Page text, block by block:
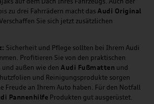
zu drei Fahrrädern macht das Audi Original
Sie sich jetzt zusätzlichen
Sicherheit und Pflege sollten bei Ihrem Audi
Profitieren Sie von den praktischen
außen wie den Audi Fußmatten und
und Reinigungsprodukte sorgen
Freude an Ihrem Auto haben. Für den Notfall
Pannenhilfe Produkten gut ausgerüstet.